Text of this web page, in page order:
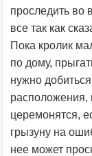
проследить во
все так как
Пока кролик
по дому,
нужно
расположения,
церемонятся,
грызуну на
нее может